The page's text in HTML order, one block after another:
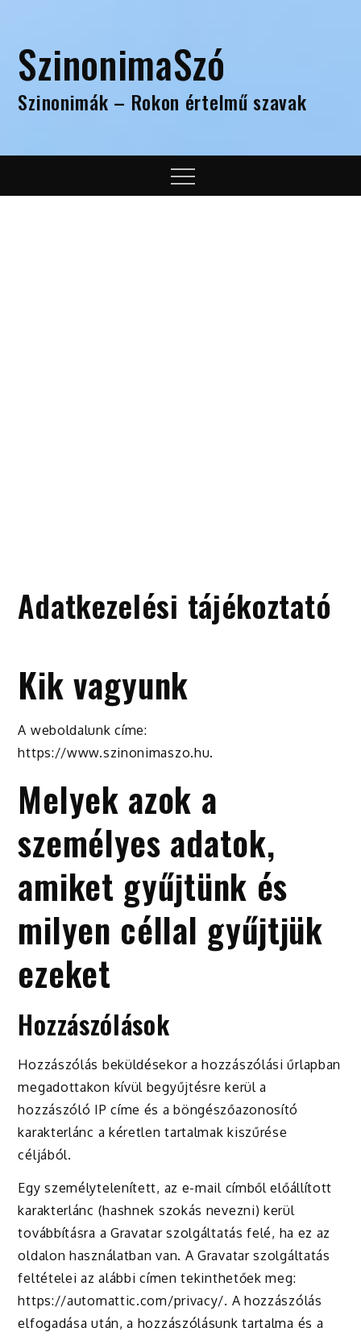
contentSzinonimaSzó
Szinonimák – Rokon értelmű szavak
Menu
Adatkezelési tájékoztató
Kik vagyunk
A weboldalunk címe:
https://www.szinonimaszo.hu.
Melyek azok a
személyes adatok,
amiket gyűjtünk és
milyen céllal gyűjtjük
ezeket
Hozzászólások
Hozzászólás beküldésekor a hozzászólási űrlapban
megadottakon kívül begyűjtésre kerül a
hozzászóló IP címe és a böngészőazonosító
karakterlánc a kéretlen tartalmak kiszűrése
céljából.
Egy személytelenített, az e-mail címből előállított
karakterlánc (hashnek szokás nevezni) kerül
továbbításra a Gravatar szolgáltatás felé, ha ez az
oldalon használatban van. A Gravatar szolgáltatás
feltételei az alábbi címen tekinthetőek meg:
https://automattic.com/privacy/. A hozzászólás
elfogadása után, a hozzászólásunk tartalma és a